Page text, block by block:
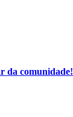
da comunidade!